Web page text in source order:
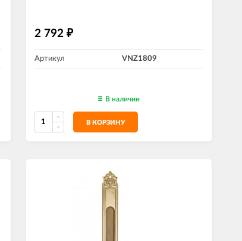
2 792 ₽
Артикул VNZ1809
В наличии
В КОРЗИНУ